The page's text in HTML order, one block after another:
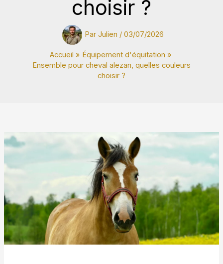
choisir ?
Par Julien / 03/07/2026
Accueil
Équipement d'équitation
Ensemble pour cheval alezan, quelles couleurs
choisir ?